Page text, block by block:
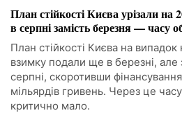
План стійкості Києва урізали на
в серпні замість березня — часу
План стійкості Києва на випадок
взимку подали ще в березні,
серпні, скоротивши
мільярдів гривень. Через це
критично мало.